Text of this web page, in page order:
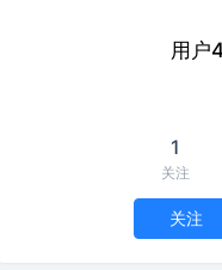
用户
1
关注
关注